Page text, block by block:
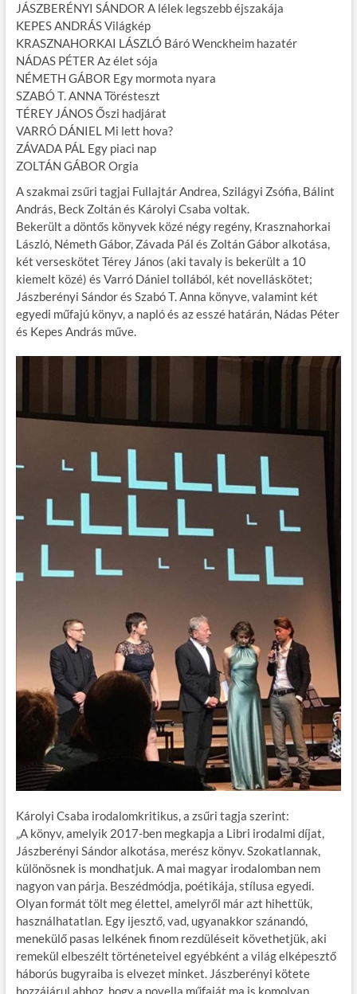
JÁSZBERÉNYI SÁNDOR A lélek legszebb éjszakája
KEPES ANDRÁS Világkép
KRASZNAHORKAI LÁSZLÓ Báró Wenckheim hazatér
NÁDAS PÉTER Az élet sója
NÉMETH GÁBOR Egy mormota nyara
SZABÓ T. ANNA Törésteszt
TÉREY JÁNOS Őszi hadjárat
VARRÓ DÁNIEL Mi lett hova?
ZÁVADA PÁL Egy piaci nap
ZOLTÁN GÁBOR Orgia
A szakmai zsűri tagjai Fullajtár Andrea, Szilágyi Zsófia, Bálint
András, Beck Zoltán és Károlyi Csaba voltak.
Bekerült a döntős könyvek közé négy regény, Krasznahorkai
László, Németh Gábor, Závada Pál és Zoltán Gábor alkotása,
két verseskötet Térey János (aki tavaly is bekerült a 10
kiemelt közé) és Varró Dániel tollából, két novelláskötet;
Jászberényi Sándor és Szabó T. Anna könyve, valamint két
egyedi műfajú könyv, a napló és az esszé határán, Nádas Péter
és Kepes András műve.
Károlyi Csaba irodalomkritikus, a zsűri tagja szerint:
„A könyv, amelyik 2017-ben megkapja a Libri irodalmi díjat,
Jászberényi Sándor alkotása, merész könyv. Szokatlannak,
különösnek is mondhatjuk. A mai magyar irodalomban nem
nagyon van párja. Beszédmódja, poétikája, stílusa egyedi.
Olyan formát tölt meg élettel, amelyről már azt hihettük,
használhatatlan. Egy ijesztő, vad, ugyanakkor szánandó,
menekülő pasas lelkének finom rezdüléseit követhetjük, aki
remekül elbeszélt történeteivel egyébként a világ elképesztő
háborús bugyraiba is elvezet minket. Jászberényi kötete
hozzájárul ahhoz, hogy a novella műfaját ma is komolyan